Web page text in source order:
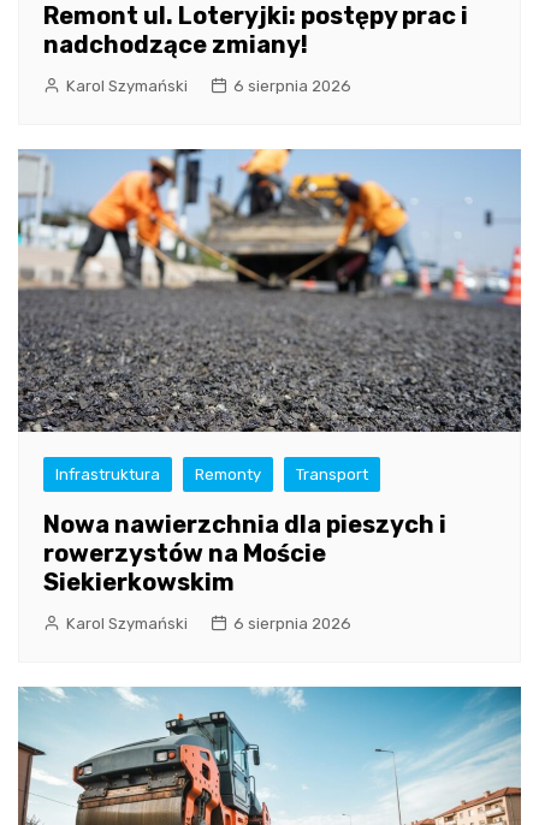
Remont ul. Loteryjki: postępy prac i
nadchodzące zmiany!
Karol Szymański 6 sierpnia 2026
Infrastruktura Remonty Transport
Nowa nawierzchnia dla pieszych i
rowerzystów na Moście
Siekierkowskim
Karol Szymański 6 sierpnia 2026